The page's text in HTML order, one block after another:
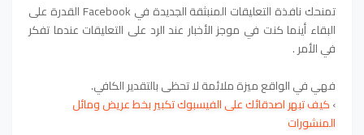
تمنحك نافذة التعليقات المنبثقة الجديدة في Facebook القدرة على
البقاء أينما كنت في موجز الأخبار عند الرد على التعليقات عندما تفكر
في الأمر .
فهي في الواقع ميزة ملائمة لا تحظى بالتقدير الكافي.
›كيف تبهر اصدقائك على الفيسبوك تكبير بخط عريض ومائل
المنشورات